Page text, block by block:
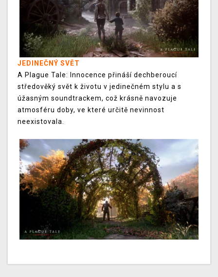
JEDINEČNÝ SVĚT
A Plague Tale: Innocence přináší dechberoucí
středověký svět k životu v jedinečném stylu a s
úžasným soundtrackem, což krásně navozuje
atmosféru doby, ve které určitě nevinnost
neexistovala.